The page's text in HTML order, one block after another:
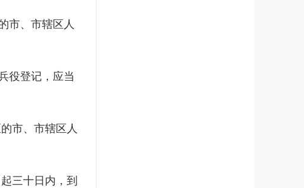
市、市辖区人
役登记，应当
市、市辖区人
三十日内，到